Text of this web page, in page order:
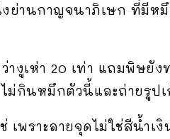
ย่านกาญจนาภิเษก ที่มีห
งูเห่า 20 เท่า แถมพิษยัง
ม่กินหมึกตัวนี้และถ่ายรูปเ
พราะลายจุดไม่ใช่สีน้ำเงิ